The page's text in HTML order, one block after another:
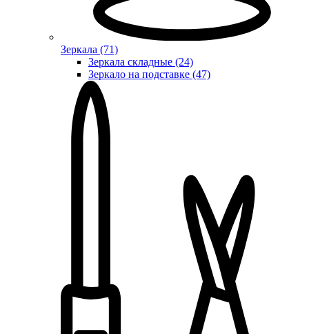
Зеркала (71)
Зеркала складные (24)
Зеркало на подставке (47)